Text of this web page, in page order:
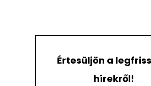
Értesüljön a
hírekről!